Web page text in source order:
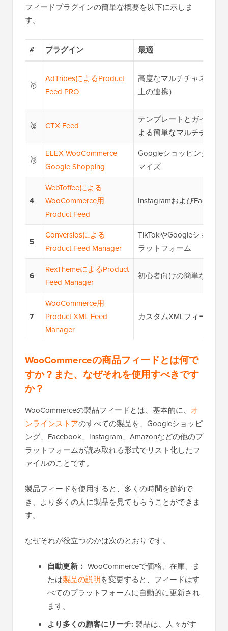
フィードプラグインの簡単な概要を以下に示しま
す。
# プラグイン 最適
🥇
AdTribesによるProduct
Feed PRO
高度なマルチチャネル商
上の連携）
🥈 CTX Feed
テンプレートとガイド付
よる簡単なマルチチャネ
🥉
ELEX WooCommerce
Google Shopping
Googleショッピングのた
マイズ
4
WebToffeeによる
WooCommerce用
Product Feed
Instagramおよび
5
Conversiosによる
Product Feed Manager
TikTokやGoogleショッピ
ラットフォーム
6
RexThemeによるProduct
Feed Manager
初心者向けの簡単なフィ
7
WooCommerce用
Product XML Feed
Manager
カスタムXMLフィード
WooCommerceの商品フィードとは何で
すか？また、なぜそれを使用すべきです
か？
WooCommerceの製品フィードとは、基本的に、 オ
ンラインストアのすべての製品を、Googleショッピ
ング、Facebook、Instagram、Amazonなどの他のプ
ラットフォームが読み取れる形式でリスト化したフ
ァイルのことです。
製品フィードを使用すると、多くの時間を節約で
き、より多くの人に製品を見てもらうことができま
す。
なぜそれが役立つのかは次のとおりです。
自動更新： WooCommerceで価格、在庫、ま
たは製品の説明を変更すると、フィードはす
べてのプラットフォームに自動的に更新され
ます。
より多くの顧客にリーチ: 製品は、人々がす